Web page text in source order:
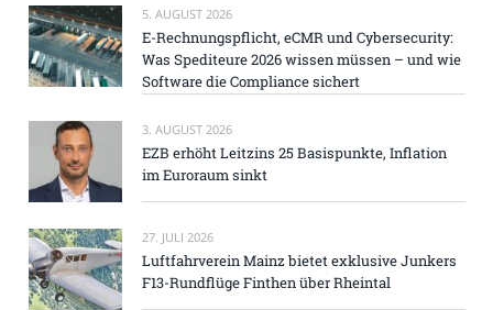
5. AUGUST 2026
E-Rechnungspflicht, eCMR und Cybersecurity:
Was Spediteure 2026 wissen müssen – und wie
Software die Compliance sichert
3. AUGUST 2026
EZB erhöht Leitzins 25 Basispunkte, Inflation
im Euroraum sinkt
27. JULI 2026
Luftfahrverein Mainz bietet exklusive Junkers
F13-Rundflüge Finthen über Rheintal